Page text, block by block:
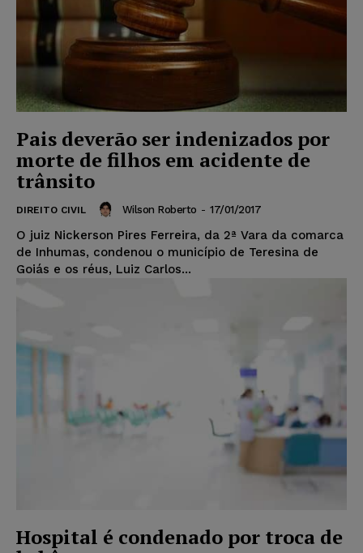
Pais deverão ser indenizados por
morte de filhos em acidente de
trânsito
DIREITO CIVIL Wilson Roberto - 17/01/2017
O juiz Nickerson Pires Ferreira, da 2ª Vara da comarca
de Inhumas, condenou o município de Teresina de
Goiás e os réus, Luiz Carlos...
Hospital é condenado por troca de